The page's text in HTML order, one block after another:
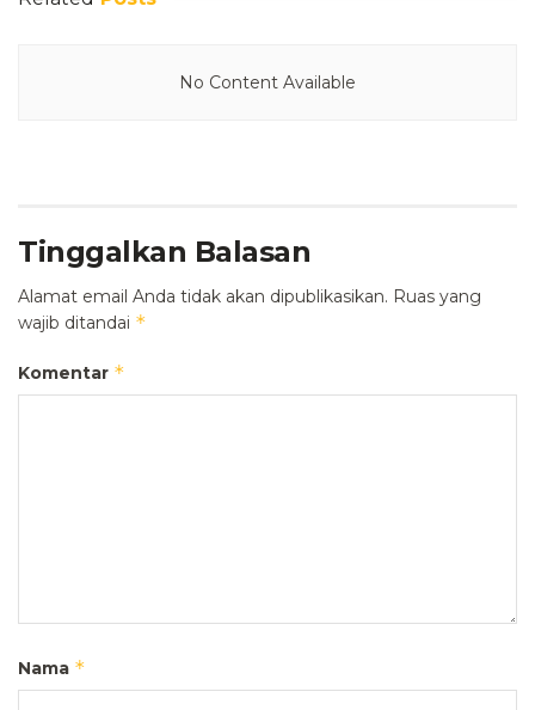
No Content Available
Tinggalkan Balasan
Alamat email Anda tidak akan dipublikasikan. Ruas yang
wajib ditandai *
Komentar *
Nama *